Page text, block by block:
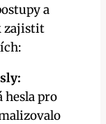
a
zajistit
hesla pro